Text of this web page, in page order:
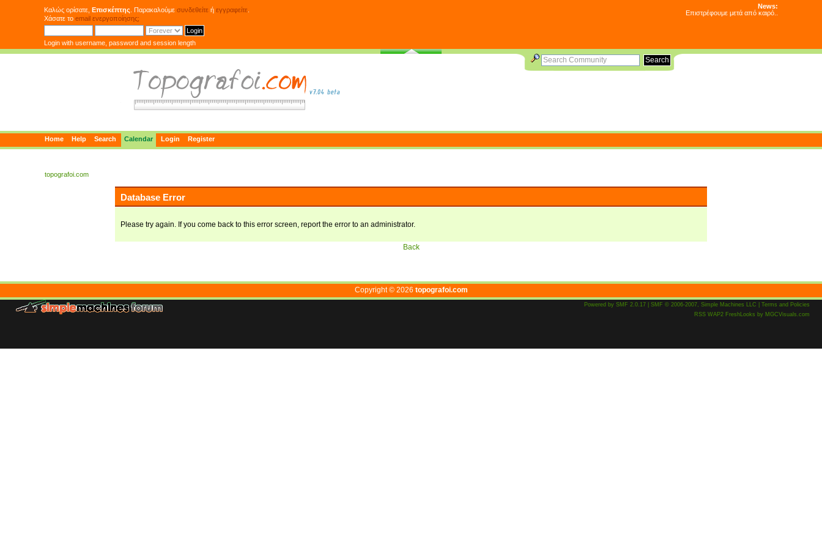
Καλώς ορίσατε,Επισκέπτης . Παρακαλούμεσυνδεθείτε ήεγγραφείτε
Χάσατε τοemail ενεργοποίησης;
Login with username, password and session length
News:
Επιστρέφουμε μετά από καιρό..
Home Help Search Calendar Login Register
topografoi.com
Database Error
Please try again. If you come back to this error screen, report the error to an administrator.
Back
Copyright © 2026 topografoi.com
Powered by SMF 2.0.17 SMF © 2006-2007, Simple Machines LLC
Terms and Policies
RSS WAP2 FreshLooks by MGCVisuals.com